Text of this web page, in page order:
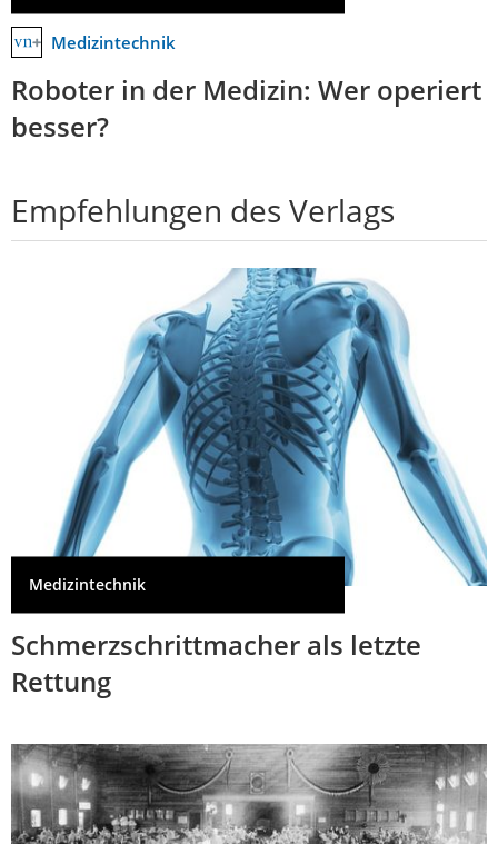
Medizintechnik
Roboter in der Medizin: Wer operiert
besser?
Empfehlungen des Verlags
Medizintechnik
Schmerzschrittmacher als letzte
Rettung